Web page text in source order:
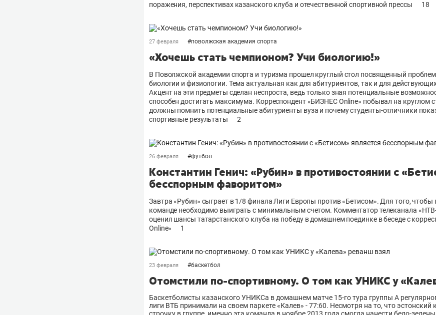
поражения, перспективах казанского клуба и отечественной спортивной прессы
18
27 февраля #поволжская академия спорта
«Хочешь стать чемпионом? Учи биологию!»
В Поволжской академии спорта и туризма прошел круглый стол посвященный
биологии и физиологии. Тема актуальная как для абитуриентов, так и для
Акцент на эти предметы сделан неспроста, ведь только зная потенциальные
способен достигать максимума. Корреспондент «БИЗНЕС Оnline» побывал на круглом
должны помнить потенциальные абитуриенты вуза и почему студенты-отличники
спортивные результаты
2
26 февраля #футбол
Константин Генич: «Рубин» в противостоянии с
бесспорным фаворитом»
Завтра «Рубин» сыграет в 1/8 финала Лиги Европы против «Бетисом». Для того, чтобы
команде необходимо выиграть с минимальным счетом. Комментатор телеканала
оценил шансы татарстанского клуба на победу в домашнем поединке в беседе с
Online»
1
23 февраля #баскетбол
Отомстили по-спортивному. О том как УНИКС у
Баскетболисты казанского УНИКСа в домашнем матче 15-го тура группы А
лиги ВТБ принимали на своем паркете «Калев» - 77:60. Несмотря на то, что